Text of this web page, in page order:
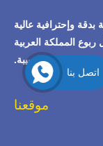
وإحترافية عالية
المملكة العربية
السعودية الحبيبة.
موقعنا
اتصل بنا